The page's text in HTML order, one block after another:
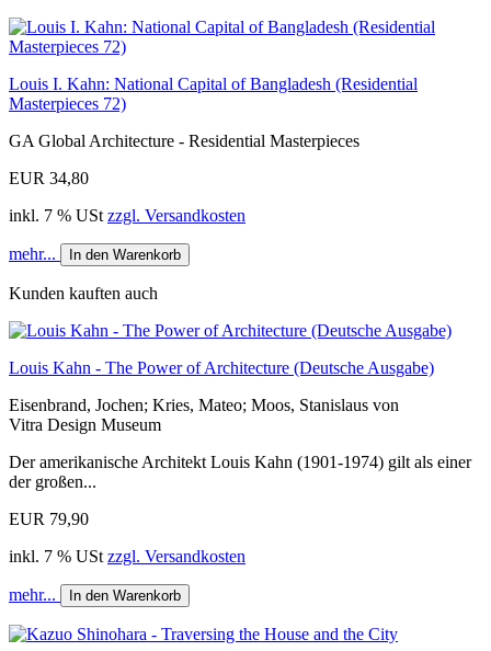
Louis I. Kahn: National Capital of Bangladesh (Residential
Masterpieces 72)
GA Global Architecture - Residential Masterpieces
EUR 34,80
inkl. 7 % USt zzgl. Versandkosten
mehr... In den Warenkorb
Kunden kauften auch
Louis Kahn - The Power of Architecture (Deutsche Ausgabe)
Eisenbrand, Jochen; Kries, Mateo; Moos, Stanislaus von
Vitra Design Museum
Der amerikanische Architekt Louis Kahn (1901-1974) gilt als einer
der großen...
EUR 79,90
inkl. 7 % USt zzgl. Versandkosten
mehr... In den Warenkorb